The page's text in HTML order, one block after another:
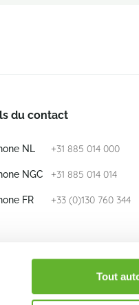
Tout
du contact
NL +31 885 014 000
NGC +31 885 014 014
FR +33 (0)130 760 344
europe.com